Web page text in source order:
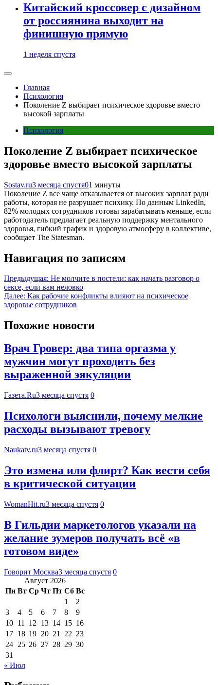
Китайский кроссовер с дизайном
от россиянина выходит на
финишную прямую
1 неделя спустя
Главная
Психология
Поколение Z выбирает психическое здоровье вместо
высокой зарплаты
Психология
Поколение Z выбирает психическое
здоровье вместо высокой зарплаты
Sostav.ru3 месяца спустя01 минуты
Поколение Z все чаще отказывается от высоких зарплат ради
работы, которая не разрушает психику. По данным LinkedIn,
82% молодых сотрудников готовы зарабатывать меньше, если
работодатель предлагает реальную поддержку ментального
здоровья, гибкий график и здоровую атмосферу в коллективе,
сообщает The Statesman.
Навигация по записям
Предыдущая: Не молчите в постели: как начать разговор о
сексе, если вам неловко
Далее: Как рабочие конфликты влияют на психическое
здоровье сотрудников
Похожие новости
Врач Гровер: два типа оргазма у
мужчин могут проходить без
выраженной эякуляции
Газета.Ru3 месяца спустя 0
Психологи выяснили, почему мелкие
расходы вызывают тревогу
Naukatv.ru3 месяца спустя 0
Это измена или флирт? Как вести себя
в критической ситуации
WomanHit.ru3 месяца спустя 0
В Гильдии маркетологов указали на
желание зумеров получать всё «в
готовом виде»
Говорит Москва3 месяца спустя 0
Август 2026
Пн Вт Ср Чт Пт Сб Вс
1
2
3
4 5 6 7 8
9
10 11 12 13 14 15 16
17 18 19 20 21 22 23
24 25 26 27 28 29 30
31
« Июл